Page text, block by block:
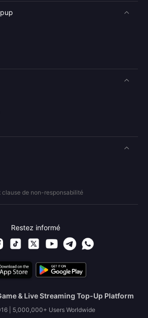
clause de non-responsabilité
Restez informé
& Live Streaming Top-Up Platform
| 5,000,000+ Users Worldwide